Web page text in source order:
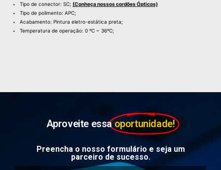
Tipo de conector: SC; (Conheça nossos cordões Ópticos)
Tipo de polimento: APC;
Acabamento: Pintura eletro-estática preta;
Temperatura de operação: 0 ºC ~ 36ºC;
Aproveite essa oportunidade!
Preencha o nosso formulário e seja um
parceiro de sucesso.